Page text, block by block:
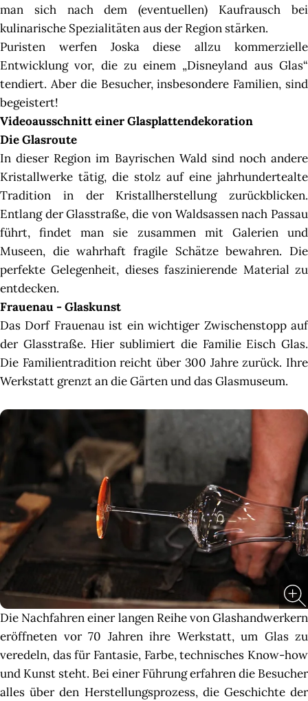
man sich nach dem (eventuellen) Kaufrausch bei
kulinarische Spezialitäten aus der Region stärken.
Puristen werfen Joska diese allzu kommerzielle
Entwicklung vor, die zu einem „Disneyland aus Glas“
tendiert. Aber die Besucher, insbesondere Familien, sind
begeistert!
Videoausschnitt einer Glasplattendekoration
Die Glasroute
In dieser Region im Bayrischen Wald sind noch andere
Kristallwerke tätig, die stolz auf eine jahrhundertealte
Tradition in der Kristallherstellung zurückblicken.
Entlang der Glasstraße, die von Waldsassen nach Passau
führt, findet man sie zusammen mit Galerien und
Museen, die wahrhaft fragile Schätze bewahren. Die
perfekte Gelegenheit, dieses faszinierende Material zu
entdecken.
Frauenau - Glaskunst
Das Dorf Frauenau ist ein wichtiger Zwischenstopp auf
der Glasstraße. Hier sublimiert die Familie Eisch Glas.
Die Familientradition reicht über 300 Jahre zurück. Ihre
Werkstatt grenzt an die Gärten und das Glasmuseum.
Die Nachfahren einer langen Reihe von Glashandwerkern
eröffneten vor 70 Jahren ihre Werkstatt, um Glas zu
veredeln, das für Fantasie, Farbe, technisches Know-how
und Kunst steht. Bei einer Führung erfahren die Besucher
alles über den Herstellungsprozess, die Geschichte der